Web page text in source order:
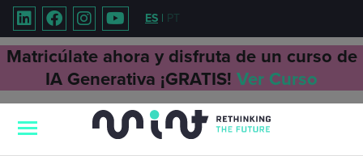
ES | PT
Matricúlate ahora y disfruta de un curso de
IA Generativa ¡GRATIS! Ver Curso